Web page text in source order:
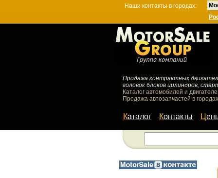
Наши контакты в городах:
Продажа контрактных
головок блоков цилиндров,
Каталог автомобилей и
Продажа автозапчастей в
Каталог Контакты